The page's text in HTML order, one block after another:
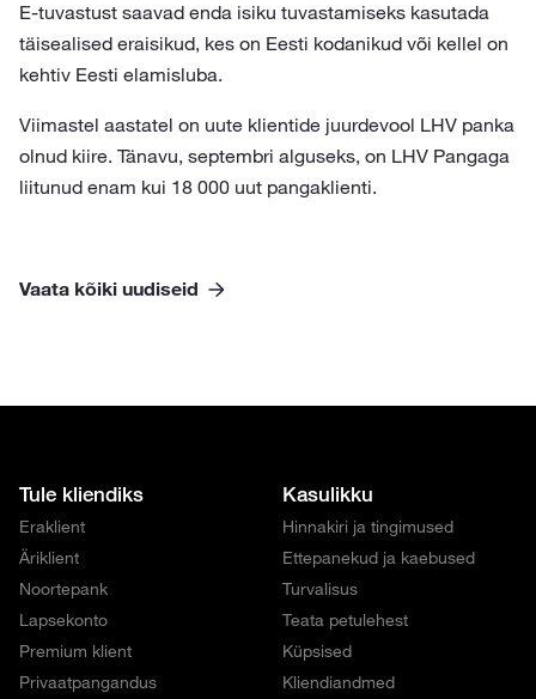
E-tuvastust saavad enda isiku tuvastamiseks kasutada
täisealised eraisikud, kes on Eesti kodanikud või kellel on
kehtiv Eesti elamisluba.
Viimastel aastatel on uute klientide juurdevool LHV panka
olnud kiire. Tänavu, septembri alguseks, on LHV Pangaga
liitunud enam kui 18 000 uut pangaklienti.
Vaata kõiki uudiseid
Tule kliendiks
Eraklient
Äriklient
Noortepank
Lapsekonto
Premium klient
Privaatpangandus
Kasulikku
Hinnakiri ja tingimused
Ettepanekud ja kaebused
Turvalisus
Teata petulehest
Küpsised
Kliendiandmed